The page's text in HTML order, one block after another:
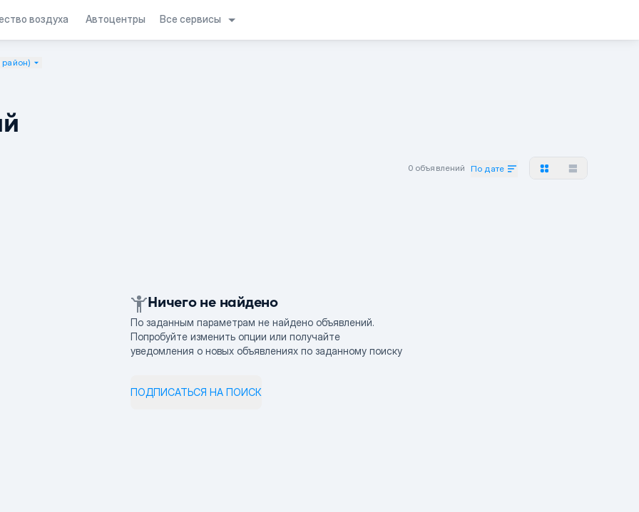
воздуха Автоцентры Все сервисы
район)
0 объявлений По дате
Ничего не найдено
По заданным параметрам не найдено объявлений.
Попробуйте изменить опции или получайте
уведомления о новых объявлениях по заданному поиску
ПОДПИСАТЬСЯ НА ПОИСК